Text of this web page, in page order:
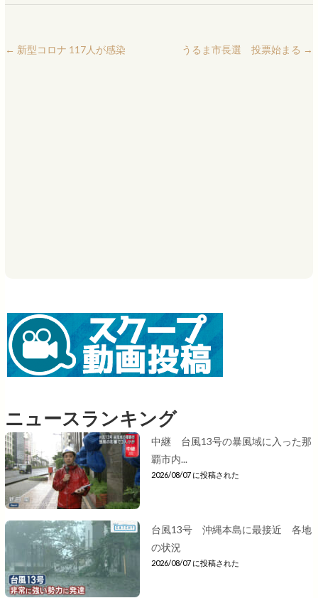
← 新型コロナ 117人が感染 うるま市長選 投票始まる →
ニュースランキング
中継 台風13号の暴風域に入った那
覇市内...
2026/08/07 に投稿された
台風13号 沖縄本島に最接近 各地
の状況
2026/08/07 に投稿された